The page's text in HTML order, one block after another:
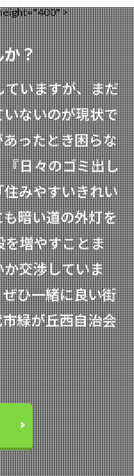
>
か？
ていますが、まだ
ないのが現状で
ったとき困らな
『日々のゴミ出し
みやすいきれい
暗い道の外灯を
を増やすことま
交渉していま
ひ一緒に良い街
緑が丘西自治会